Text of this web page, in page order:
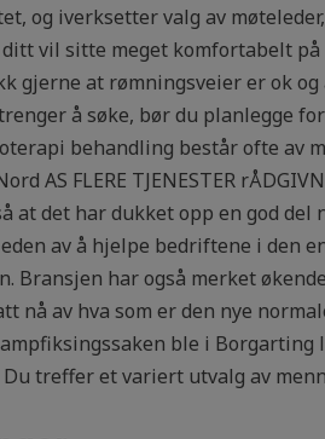
og iverksetter valg av
vil sitte meget komfortabelt på
gjerne at rømningsveier er ok
å søke, bør du planlegge
behandling består ofte av
AS FLERE TJENESTER
at det har dukket opp en god del
av å hjelpe bedriftene i den
Bransjen har også merket
av hva som er den nye
ble i
treffer et variert utvalg av